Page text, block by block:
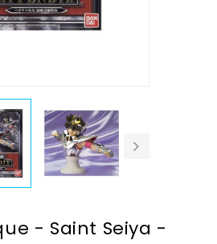
- Saint Seiya -